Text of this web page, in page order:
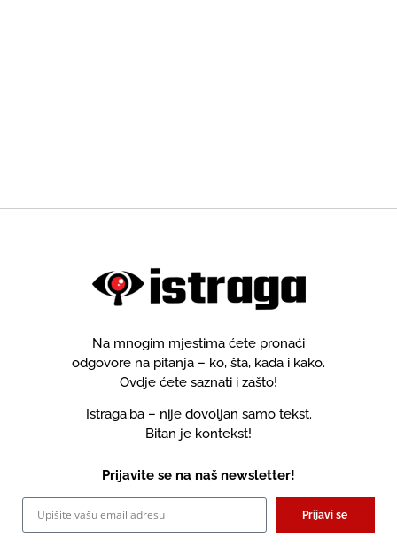
Na mnogim mjestima ćete pronaći
odgovore na pitanja – ko, šta, kada i kako.
Ovdje ćete saznati i zašto!
Istraga.ba – nije dovoljan samo tekst.
Bitan je kontekst!
Prijavite se na naš newsletter!
Prijavi se